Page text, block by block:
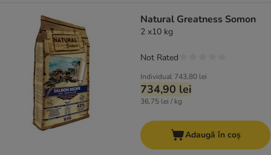
Natural Greatness Somon
2 x10 kg
Individual 743,80 lei
734,90 lei
36,75 lei / kg
Not Rated
Adaugă în coș